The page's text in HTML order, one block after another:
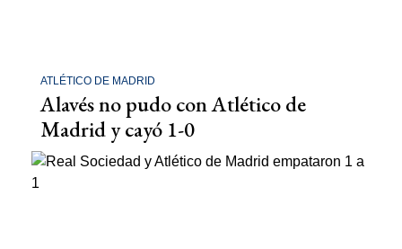
ATLÉTICO DE MADRID
Alavés no pudo con Atlético de
Madrid y cayó 1-0